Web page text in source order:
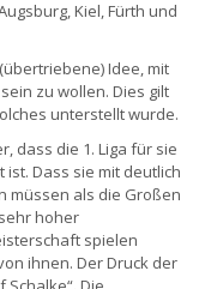
Kiel, Fürth und
Idee, mit
zu wollen. Dies gilt
unterstellt wurde.
dass die 1. Liga für sie
Dass sie mit deutlich
müssen als die Großen
hoher
spielen
ihnen. Der Druck der